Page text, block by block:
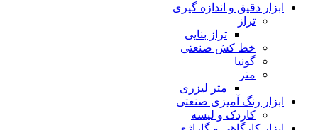
ابزار دقیق و اندازه گیری
تراز
تراز بنایی
خط کش صنعتی
گونیا
متر
متر لیزری
ابزار رنگ آمیزی صنعتی
کاردک و لیسه